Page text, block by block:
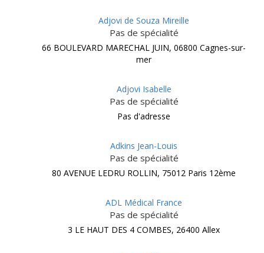
Adjovi de Souza Mireille
Pas de spécialité
66 BOULEVARD MARECHAL JUIN, 06800 Cagnes-sur-
mer
Adjovi Isabelle
Pas de spécialité
Pas d'adresse
Adkins Jean-Louis
Pas de spécialité
80 AVENUE LEDRU ROLLIN, 75012 Paris 12ème
ADL Médical France
Pas de spécialité
3 LE HAUT DES 4 COMBES, 26400 Allex